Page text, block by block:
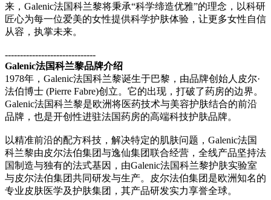
来，Galenic法国科兰黎将秉承“科学缔造优雅”的理念，以科研
匠心为每一位爱美的女性提供科学护肤体验，让更多女性自信
从容，执掌未来。
------------------------------
Galenic法国科兰黎品牌介绍
1978年，Galenic法国科兰黎诞生于巴黎，由品牌创始人皮尔·
法伯博士 (Pierre Fabre)创立。它的出现，打破了药房的边界。
Galenic法国科兰黎是欧洲将医药技术与美容护肤结合的前沿
品牌，也是开创性进驻法国药房的高端科技护肤品牌。
以精准前沿的配方科技，解决特定的肌肤问题，Galenic法国
科兰黎由皮尔法伯集团与逸仙集团联合经营，全线产品坚持法
国制造与独有的法式基因，由Galenic法国科兰黎护肤实验室
与皮尔法伯集团共同研发与生产。皮尔法伯集团是欧洲知名的
专业皮肤医学及护肤集团，其产品研发实力享誉全球。